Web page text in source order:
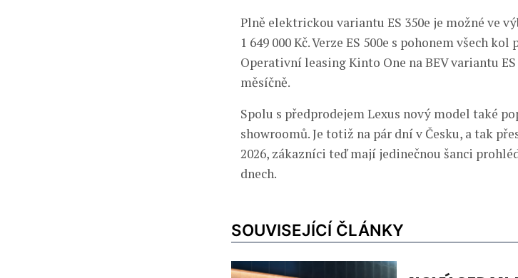
Plně elektrickou variantu ES 350e je možné ve
1 649 000 Kč. Verze ES 500e s pohonem všech kol
Operativní leasing Kinto One na BEV variantu ES
měsíčně.
Spolu s předprodejem Lexus nový model také
showroomů. Je totiž na pár dní v Česku, a tak
2026, zákazníci teď mají jedinečnou šanci
dnech.
SOUVISEJÍCÍ ČLÁNKY